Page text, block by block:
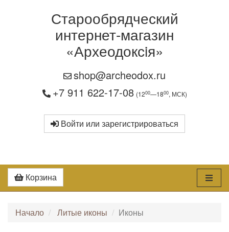
Старообрядческий
интернет-магазин
«Археодоксiя»
shop@archeodox.ru
+7 911 622-17-08 (1200—1800, МСК)
Войти или зарегистрироваться
Корзина
Начало Литые иконы Иконы